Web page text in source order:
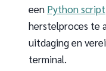
een Python script
herstelproces te
uitdaging en
terminal.